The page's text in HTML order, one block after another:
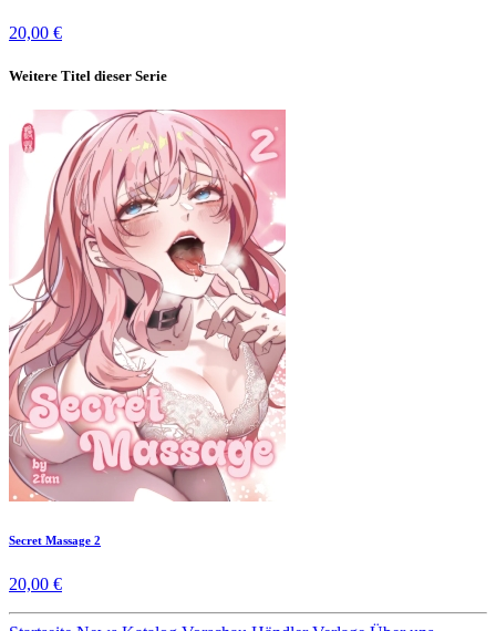
20,00 €
Weitere Titel dieser Serie
Secret Massage 2
20,00 €